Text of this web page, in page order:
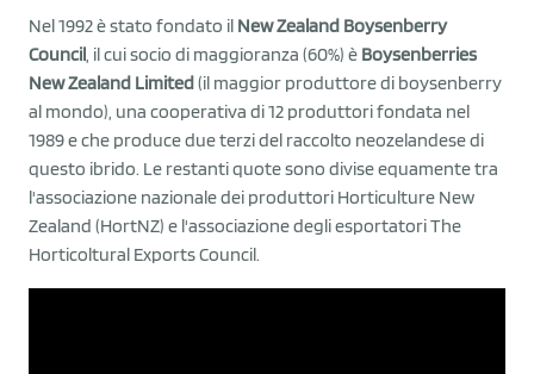
Nel 1992 è stato fondato il New Zealand Boysenberry
Council , il cui socio di maggioranza (60%) è Boysenberries
New Zealand Limited(il maggior produttore di boysenberry
al mondo), una cooperativa di 12 produttori fondata nel
1989 e che produce due terzi del raccolto neozelandese di
questo ibrido. Le restanti quote sono divise equamente tra
l'associazione nazionale dei produttori Horticulture New
Zealand (HortNZ) e l'associazione degli esportatori The
Horticoltural Exports Council.